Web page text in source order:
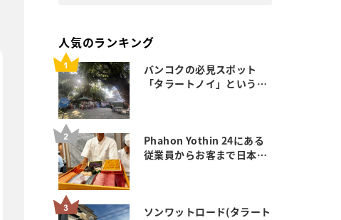
人気のランキング
バンコクの必見スポット
「タラートノイ」というエ
Phahon Yothin 24にある
従業員からお客まで日本人
ソンワットロード(タラート